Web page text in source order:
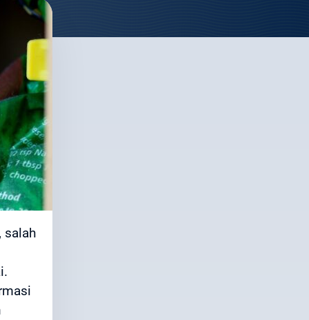
salah